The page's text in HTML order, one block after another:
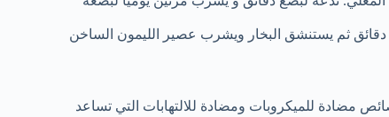
ثم يستنشق البخار ويشرب عصير الليمون الساخن
مضادة للميكروبات ومضادة للالتهابات التي تساعد